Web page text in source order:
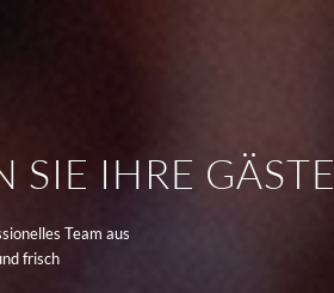
SIE IHRE GÄSTE
Team aus
frisch